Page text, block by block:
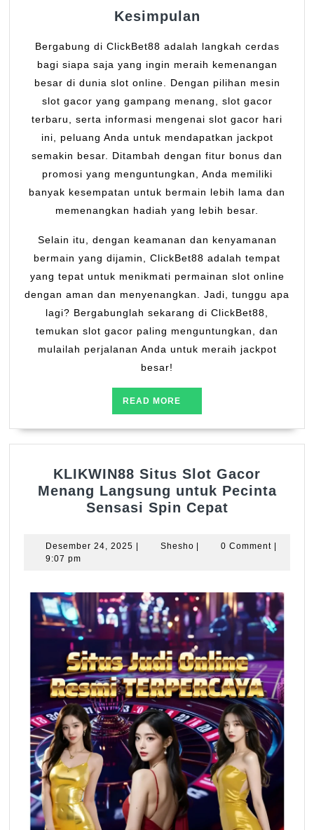
Kesimpulan
Bergabung di ClickBet88 adalah langkah cerdas
bagi siapa saja yang ingin meraih kemenangan
besar di dunia slot online. Dengan pilihan mesin
slot gacor yang gampang menang, slot gacor
terbaru, serta informasi mengenai slot gacor hari
ini, peluang Anda untuk mendapatkan jackpot
semakin besar. Ditambah dengan fitur bonus dan
promosi yang menguntungkan, Anda memiliki
banyak kesempatan untuk bermain lebih lama dan
memenangkan hadiah yang lebih besar.
Selain itu, dengan keamanan dan kenyamanan
bermain yang dijamin, ClickBet88 adalah tempat
yang tepat untuk menikmati permainan slot online
dengan aman dan menyenangkan. Jadi, tunggu apa
lagi? Bergabunglah sekarang di ClickBet88,
temukan slot gacor paling menguntungkan, dan
mulailah perjalanan Anda untuk meraih jackpot
besar!
READ MORE
MORE
KLIKWIN88 Situs Slot Gacor
Menang Langsung untuk Pecinta
Sensasi Spin CepatKLIKWIN88
Slot
Langsung
untuk
Pecinta
Sensasi
Spin
Cepat
Desember 24, 2025 DesemberSheshoShesho0 Comment
9:07 pm